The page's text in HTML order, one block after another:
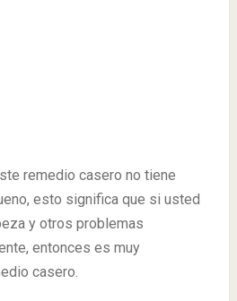
remedio casero no tiene
esto significa que si usted
y otros problemas
entonces es muy
casero.